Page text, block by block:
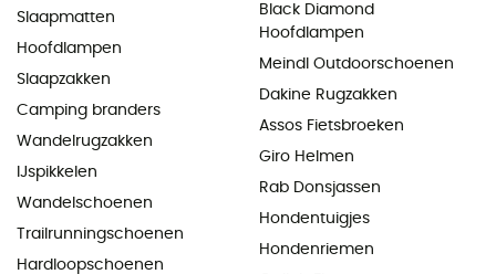
Slaapmatten
Hoofdlampen
Slaapzakken
Camping branders
Wandelrugzakken
IJspikkelen
Wandelschoenen
Trailrunningschoenen
Hardloopschoenen
Black Diamond
Hoofdlampen
Meindl Outdoorschoenen
Dakine Rugzakken
Assos Fietsbroeken
Giro Helmen
Rab Donsjassen
Hondentuigjes
Hondenriemen